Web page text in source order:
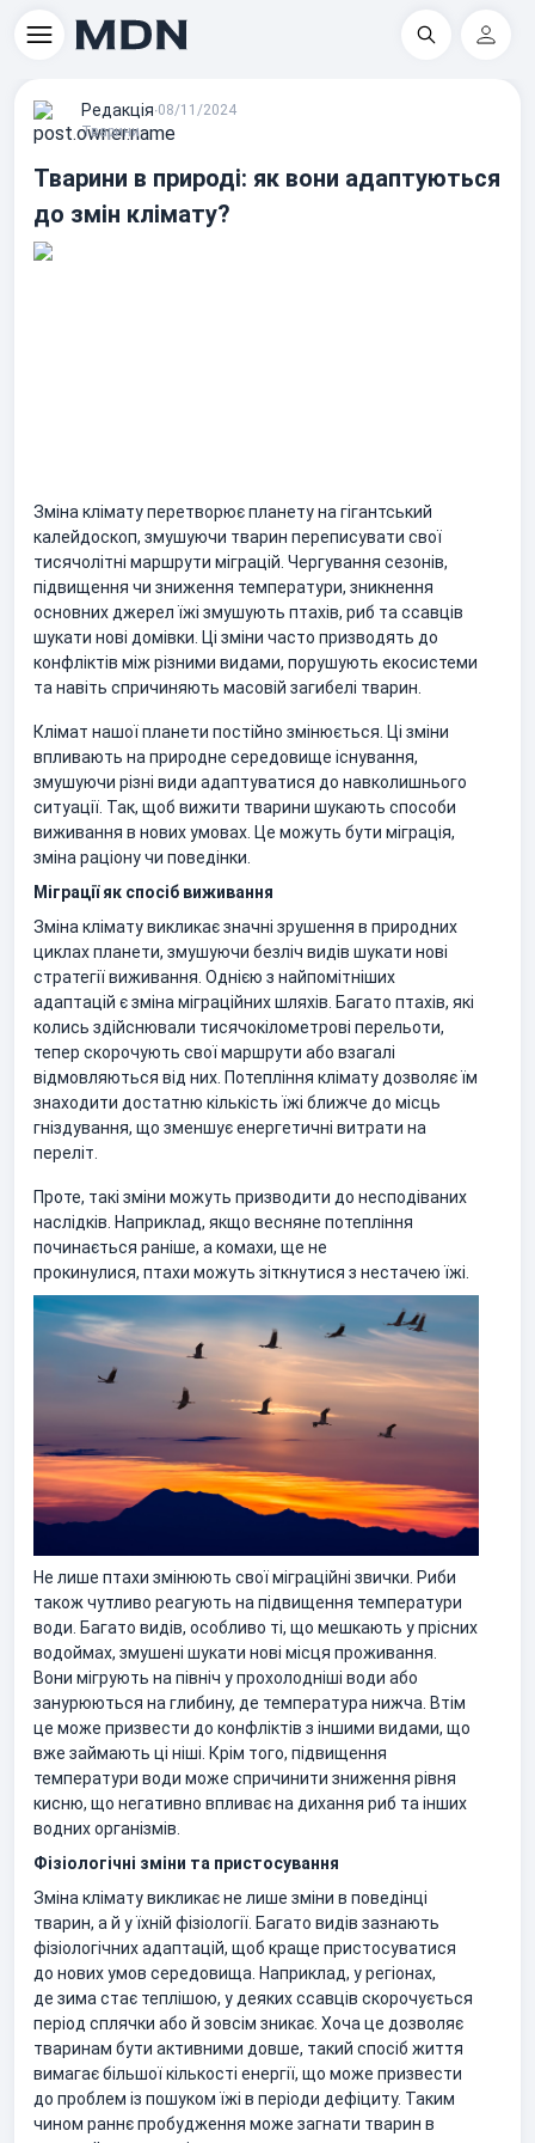
Пошук
Редакцiя∙08/11/2024
Тварини
Тварини в природі: як вони адаптуються
до змін клімату?
Зміна клімату перетворює планету на гігантський
калейдоскоп, змушуючи тварин переписувати свої
тисячолітні маршрути міграцій. Чергування сезонів,
підвищення чи зниження температури, зникнення
основних джерел їжі змушують птахів, риб та ссавців
шукати нові домівки. Ці зміни часто призводять до
конфліктів між різними видами, порушують екосистеми
та навіть спричиняють масовій загибелі тварин.
Клімат нашої планети постійно змінюється. Ці зміни
впливають на природне середовище існування,
змушуючи різні види адаптуватися до навколишнього
ситуації. Так, щоб вижити тварини шукають способи
виживання в нових умовах. Це можуть бути міграція,
зміна раціону чи поведінки.
Міграції як спосіб виживання
Зміна клімату викликає значні зрушення в природних
циклах планети, змушуючи безліч видів шукати нові
стратегії виживання. Однією з найпомітніших
адаптацій є зміна міграційних шляхів. Багато птахів, які
колись здійснювали тисячокілометрові перельоти,
тепер скорочують свої маршрути або взагалі
відмовляються від них. Потепління клімату дозволяє їм
знаходити достатню кількість їжі ближче до місць
гніздування, що зменшує енергетичні витрати на
переліт.
Проте, такі зміни можуть призводити до несподіваних
наслідків. Наприклад, якщо весняне потепління
починається раніше, а комахи, ще не
прокинулися, птахи можуть зіткнутися з нестачею їжі.
Не лише птахи змінюють свої міграційні звички. Риби
також чутливо реагують на підвищення температури
води. Багато видів, особливо ті, що мешкають у прісних
водоймах, змушені шукати нові місця проживання.
Вони мігрують на північ у прохолодніші води або
занурюються на глибину, де температура нижча. Втім
це може призвести до конфліктів з іншими видами, що
вже займають ці ніші. Крім того, підвищення
температури води може спричинити зниження рівня
кисню, що негативно впливає на дихання риб та інших
водних організмів.
Фізіологічні зміни та пристосування
Зміна клімату викликає не лише зміни в поведінці
тварин, а й у їхній фізіології. Багато видів зазнають
фізіологічних адаптацій, щоб краще пристосуватися
до нових умов середовища. Наприклад, у регіонах,
де зима стає теплішою, у деяких ссавців скорочується
період сплячки або й зовсім зникає. Хоча це дозволяє
тваринам бути активними довше, такий спосіб життя
вимагає більшої кількості енергії, що може призвести
до проблем із пошуком їжі в періоди дефіциту. Таким
чином раннє пробудження може загнати тварин в